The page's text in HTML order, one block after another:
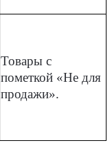
Товары с
пометкой «Не для
продажи».